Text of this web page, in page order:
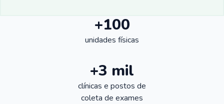
+100
unidades físicas
+3 mil
clínicas e postos de
coleta de exames